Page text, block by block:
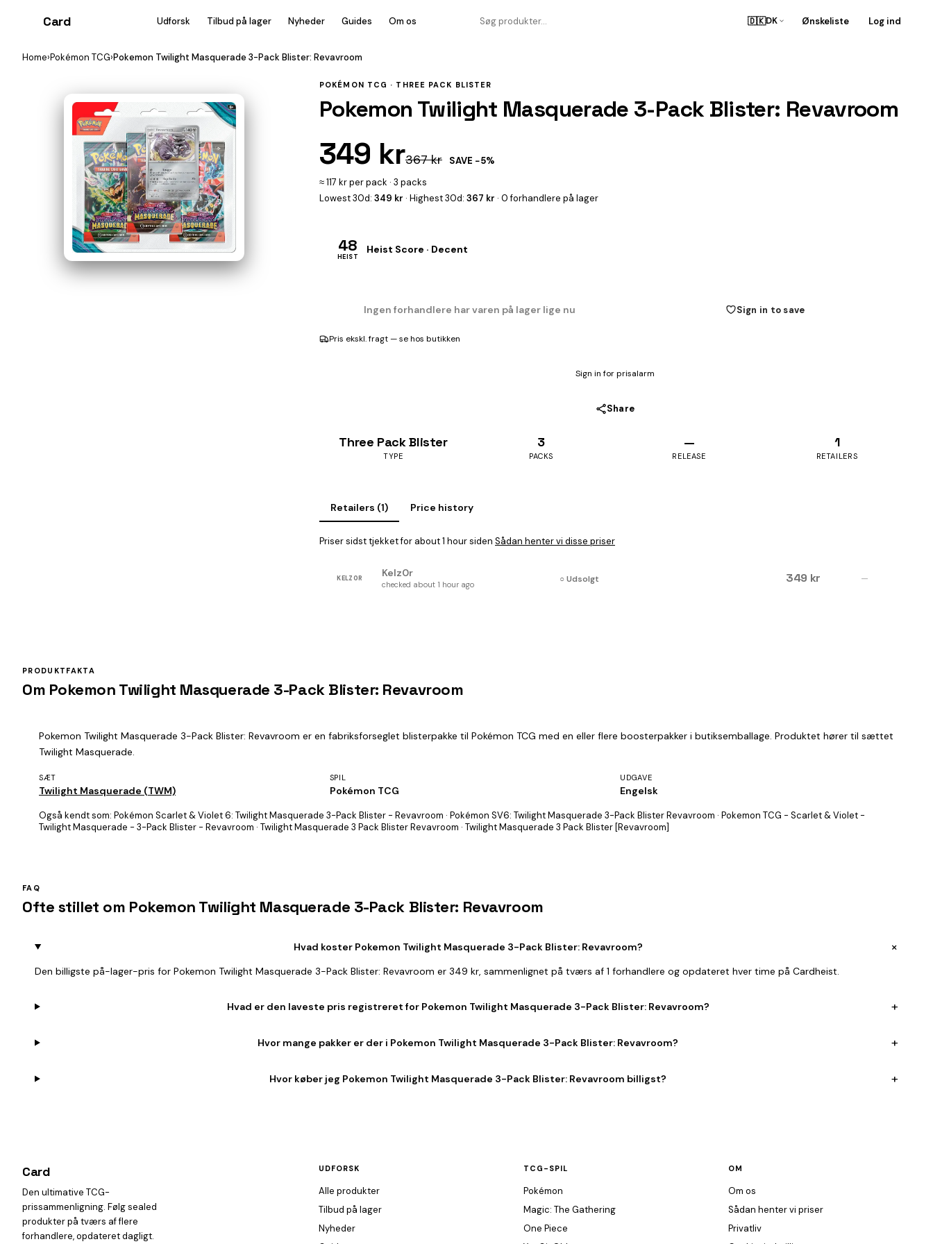
Card Udforsk Tilbud på lager Nyheder Guides Om os 🇩🇰DK Ønskeliste Log ind
Home›Pokémon TCG›Pokemon Twilight Masquerade 3-Pack Blister: Revavroom
POKÉMON TCG · THREE PACK BLISTER
Pokemon Twilight Masquerade 3-Pack Blister: Revavroom
349 kr367 kr
SAVE −5%
≈ 117 kr per pack · 3 packs
Lowest 30d: 349 kr · Highest 30d: 367 kr · 0 forhandlere på lager
48
HEIST
Heist Score · Decent
Ingen forhandlere har varen på lager lige nu Sign in to save
Pris ekskl. fragt — se hos butikken
Sign in for prisalarm
Share
Three Pack Blister
TYPE
3
PACKS
—
RELEASE
1
RETAILERS
Retailers (1) Price history
Priser sidst tjekket for about 1 hour siden Sådan henter vi disse priser
KELZ0R Kelz0r
checked about 1 hour ago ○ Udsolgt 349 kr —
PRODUKTFAKTA
Om Pokemon Twilight Masquerade 3-Pack Blister: Revavroom
Pokemon Twilight Masquerade 3-Pack Blister: Revavroom er en fabriksforseglet blisterpakke til Pokémon TCG med en eller flere boosterpakker i butiksemballage. Produktet hører til sættet
Twilight Masquerade.
SÆT
Twilight Masquerade (TWM)
SPIL
Pokémon TCG
UDGAVE
Engelsk
Også kendt som: Pokémon Scarlet & Violet 6: Twilight Masquerade 3-Pack Blister - Revavroom · Pokémon SV6: Twilight Masquerade 3-Pack Blister Revavroom · Pokemon TCG - Scarlet & Violet -
Twilight Masquerade - 3-Pack Blister - Revavroom · Twilight Masquerade 3 Pack Blister Revavroom · Twilight Masquerade 3 Pack Blister [Revavroom]
FAQ
Ofte stillet om Pokemon Twilight Masquerade 3-Pack Blister: Revavroom
Hvad koster Pokemon Twilight Masquerade 3-Pack Blister: Revavroom? +
Den billigste på-lager-pris for Pokemon Twilight Masquerade 3-Pack Blister: Revavroom er 349 kr, sammenlignet på tværs af 1 forhandlere og opdateret hver time på Cardheist.
Hvad er den laveste pris registreret for Pokemon Twilight Masquerade 3-Pack Blister: Revavroom? +
Hvor mange pakker er der i Pokemon Twilight Masquerade 3-Pack Blister: Revavroom? +
Hvor køber jeg Pokemon Twilight Masquerade 3-Pack Blister: Revavroom billigst? +
Card
Den ultimative TCG-
prissammenligning. Følg sealed
produkter på tværs af flere
forhandlere, opdateret dagligt.
UDFORSK
Alle produkter
Tilbud på lager
Nyheder
TCG-SPIL
Pokémon
Magic: The Gathering
One Piece
OM
Om os
Sådan henter vi priser
Privatliv